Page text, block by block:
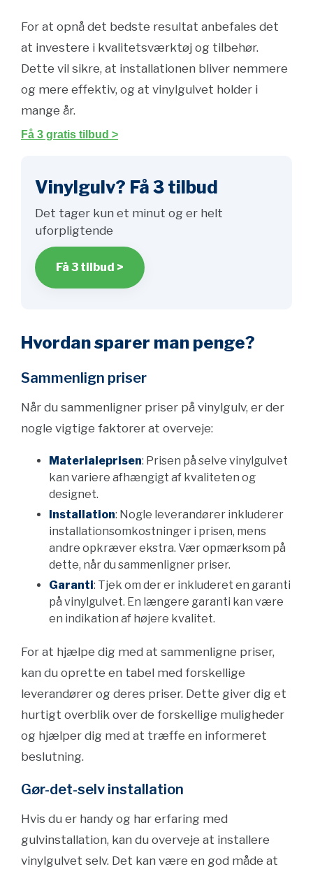
For at opnå det bedste resultat anbefales det
at investere i kvalitetsværktøj og tilbehør.
Dette vil sikre, at installationen bliver nemmere
og mere effektiv, og at vinylgulvet holder i
mange år.
Få 3 gratis tilbud >
Vinylgulv? Få 3 tilbud
Det tager kun et minut og er helt
uforpligtende
Få 3 tilbud >
Hvordan sparer man penge?
Sammenlign priser
Når du sammenligner priser på vinylgulv, er der
nogle vigtige faktorer at overveje:
Materialeprisen: Prisen på selve vinylgulvet
kan variere afhængigt af kvaliteten og
designet.
Installation: Nogle leverandører inkluderer
installationsomkostninger i prisen, mens
andre opkræver ekstra. Vær opmærksom på
dette, når du sammenligner priser.
Garanti: Tjek om der er inkluderet en garanti
på vinylgulvet. En længere garanti kan være
en indikation af højere kvalitet.
For at hjælpe dig med at sammenligne priser,
kan du oprette en tabel med forskellige
leverandører og deres priser. Dette giver dig et
hurtigt overblik over de forskellige muligheder
og hjælper dig med at træffe en informeret
beslutning.
Gør-det-selv installation
Hvis du er handy og har erfaring med
gulvinstallation, kan du overveje at installere
vinylgulvet selv. Det kan være en god måde at